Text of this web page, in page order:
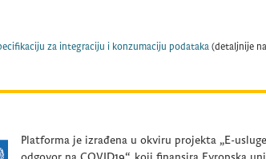
za integraciju i konzumaciju podataka (detaljnije
Platforma je izrađena u okviru projekta „E-